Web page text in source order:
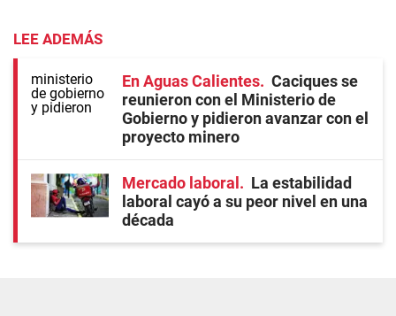
LEE ADEMÁS
En Aguas Calientes
Caciques se
reunieron con el Ministerio de
Gobierno y pidieron avanzar con el
proyecto minero
Mercado laboral
La estabilidad
laboral cayó a su peor nivel en una
década